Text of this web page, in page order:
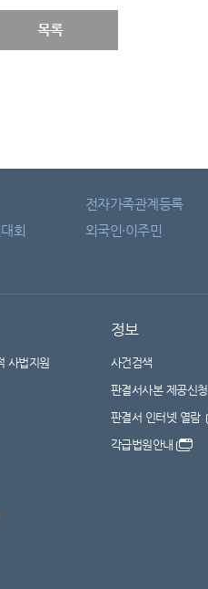
목록
전자가족관계등록
회 외국인·이주민
사법지원
정보
사건검색
판결서사본 제공신청
판결서 인터넷 열람
각급법원안내